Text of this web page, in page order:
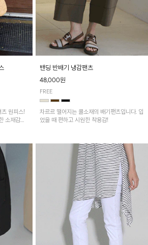
츠 원피스!
소재감으
밴딩 반배기 냉감팬츠
48,000원
FREE
차르르 떨어지는 쿨소재의 배기팬츠입니다. 입
었을 때 편하고 시원한 착용감!